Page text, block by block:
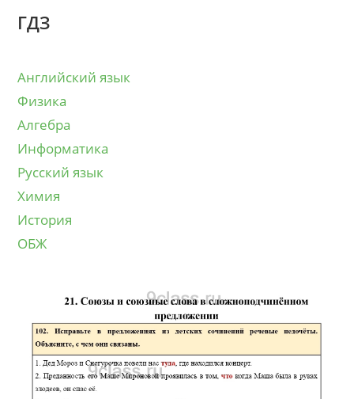
ГДЗ
Английский язык
Физика
Алгебра
Информатика
Русский язык
Химия
История
ОБЖ